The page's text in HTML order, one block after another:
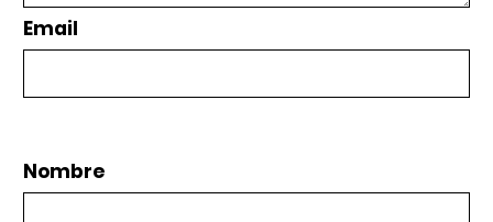
Email
Nombre